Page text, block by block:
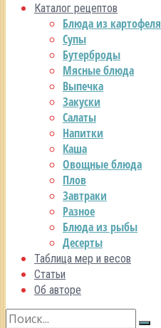
Каталог рецептов
Блюда из картофеля
Супы
Бутерброды
Мясные блюда
Выпечка
Закуски
Салаты
Напитки
Каша
Овощные блюда
Плов
Завтраки
Разное
Блюда из рыбы
Десерты
Таблица мер и весов
Статьи
Об авторе